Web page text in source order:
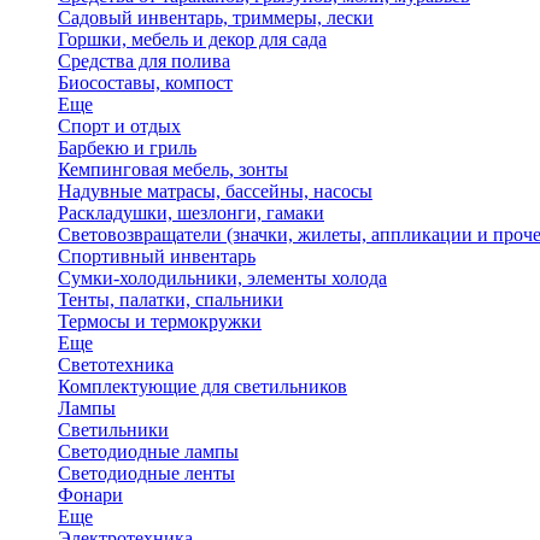
Садовый инвентарь, триммеры, лески
Горшки, мебель и декор для сада
Средства для полива
Биосоставы, компост
Еще
Спорт и отдых
Барбекю и гриль
Кемпинговая мебель, зонты
Надувные матрасы, бассейны, насосы
Раскладушки, шезлонги, гамаки
Световозвращатели (значки, жилеты, аппликации и
Спортивный инвентарь
Сумки-холодильники, элементы холода
Тенты, палатки, спальники
Термосы и термокружки
Еще
Светотехника
Комплектующие для светильников
Лампы
Светильники
Светодиодные лампы
Светодиодные ленты
Фонари
Еще